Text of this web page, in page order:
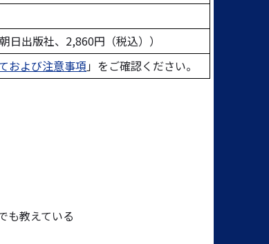
日出版社、2,860円（税込））
および注意事項」をご確認ください。
も教えている